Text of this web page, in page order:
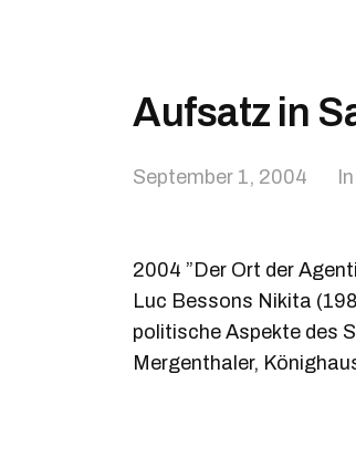
Aufsatz in
September 1, 2004 In
2004 ”Der Ort der
Luc Bessons Nikita
politische Aspekte des
Mergenthaler,